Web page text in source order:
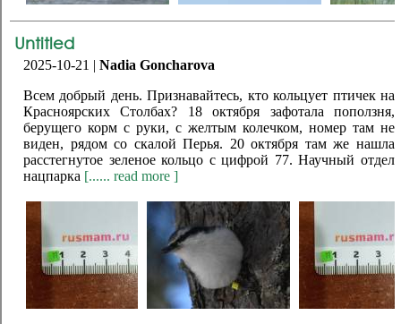
Untitled
2025-10-21 | Nadia Goncharova
Всем добрый день. Признавайтесь, кто кольцует птичек на
Красноярских Столбах? 18 октября зафотала поползня,
берущего корм с руки, с желтым колечком, номер там не
виден, рядом со скалой Перья. 20 октября там же нашла
расстегнутое зеленое кольцо с цифрой 77. Научный отдел
нацпарка [...... read more ]